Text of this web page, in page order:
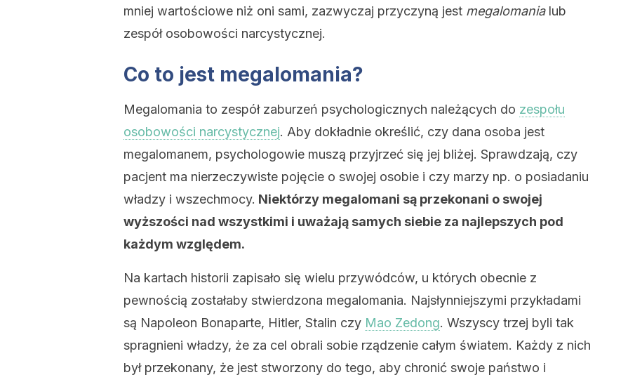
mniej wartościowe niż oni sami, zazwyczaj przyczyną jest megalomanialub
zespół osobowości narcystycznej.
Co to jest megalomania?
Megalomania to zespół zaburzeń psychologicznych należących do zespołu
osobowości narcystycznej. Aby dokładnie określić, czy dana osoba jest
megalomanem, psychologowie muszą przyjrzeć się jej bliżej. Sprawdzają, czy
pacjent ma nierzeczywiste pojęcie o swojej osobie i czy marzy np. o posiadaniu
władzy i wszechmocy. Niektórzy megalomani są przekonani o swojej
wyższości nad wszystkimi i uważają samych siebie za najlepszych pod
każdym względem.
Na kartach historii zapisało się wielu przywódców, u których obecnie z
pewnością zostałaby stwierdzona megalomania. Najsłynniejszymi przykładami
są Napoleon Bonaparte, Hitler, Stalin czy Mao Zedong. Wszyscy trzej byli tak
spragnieni władzy, że za cel obrali sobie rządzenie całym światem. Każdy z nich
był przekonany, że jest stworzony do tego, aby chronić swoje państwo i